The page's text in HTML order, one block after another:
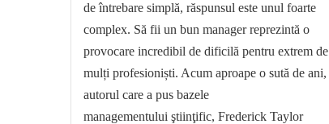
de întrebare simplă, răspunsul este unul foarte
complex. Să fii un bun manager reprezintă o
provocare incredibil de dificilă pentru extrem de
mulți profesioniști. Acum aproape o sută de ani,
autorul care a pus bazele
managementului ştiinţific, Frederick Taylor